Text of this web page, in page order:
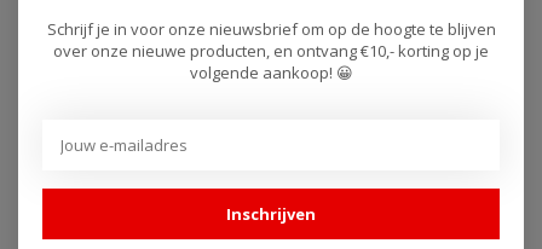
TOVAMI
BMW S1000RR Alpha
De racekuipen van Tovami
worden wereldwijd gebruikt
TOVAMI
BMW S1000RR 2015 -
De racekuipen van Tovami
worden wereldwijd gebruikt
Schrijf je in voor onze nieuwsbrief om op de hoogte te blijven
over onze nieuwe producten, en ontvang €10,- korting op je
volgende aankoop! 😀
Inschrijven